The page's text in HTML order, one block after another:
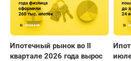
Ипотечный рынок во II
квартале 2026 года вырос